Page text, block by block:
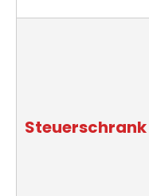
Steuerschrank